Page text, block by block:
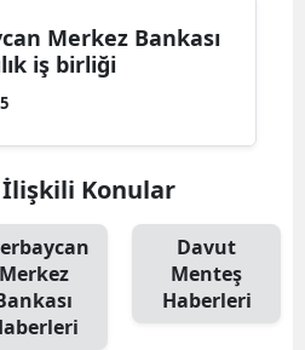
Merkez Bankası
iş birliği
İlişkili Konular
Merkez
Davut
Menteş
Haberleri